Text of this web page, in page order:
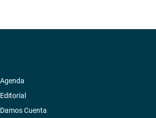
Agenda
Editorial
Damos Cuenta